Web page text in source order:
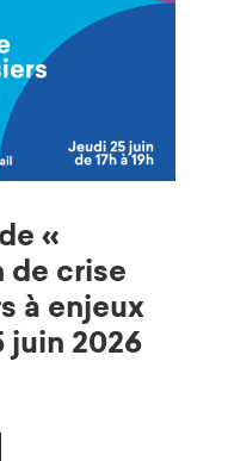
«
crise
à enjeux
juin 2026